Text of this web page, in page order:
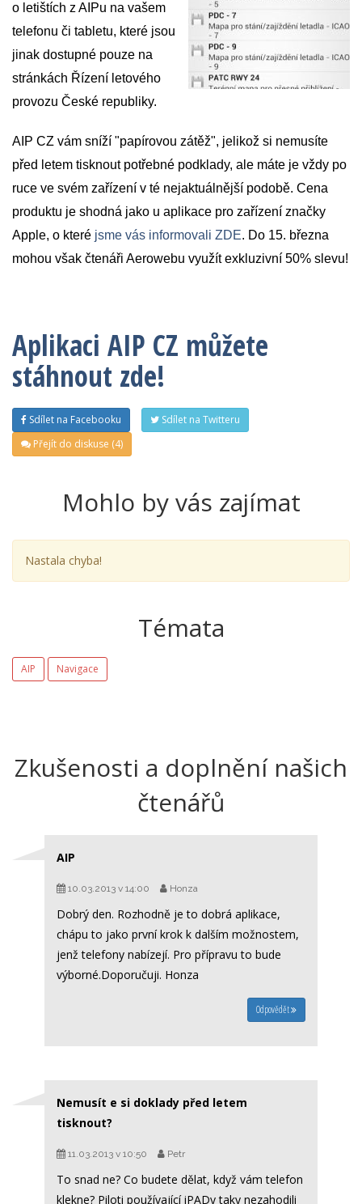
o letištích z AIPu na vašem
telefonu či tabletu, které jsou
jinak dostupné pouze na
stránkách Řízení letového
provozu České republiky.
AIP CZ vám sníží "papírovou zátěž", jelikož si nemusíte
před letem tisknout potřebné podklady, ale máte je vždy po
ruce ve svém zařízení v té nejaktuálnější podobě. Cena
produktu je shodná jako u aplikace pro zařízení značky
Apple, o které jsme vás informovali ZDE. Do 15. března
mohou však čtenáři Aerowebu využít exkluzivní 50% slevu!
Aplikaci AIP CZ můžete
stáhnout zde!
Sdílet na Facebooku
Sdílet na Twitteru
Přejít do diskuse (4)
Mohlo by vás zajímat
Nastala chyba!
Témata
AIP Navigace
Zkušenosti a doplnění našich
čtenářů
AIP
10.03.2013 v 14:00 Honza
Dobrý den. Rozhodně je to dobrá aplikace,
chápu to jako první krok k dalším možnostem,
jenž telefony nabízejí. Pro přípravu to bude
výborné.Doporučuji. Honza
Odpovědět
Nemusít e si doklady před letem
tisknout?
11.03.2013 v 10:50 Petr
To snad ne? Co budete dělat, když vám telefon
klekne? Piloti používající iPADy taky nezahodili